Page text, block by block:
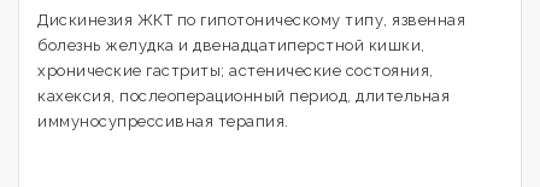
Дискинезия ЖКТ по гипотоническому типу, язвенная
болезнь желудка и двенадцатиперстной кишки,
хронические гастриты; астенические состояния,
кахексия, послеоперационный период, длительная
иммуносупрессивная терапия.